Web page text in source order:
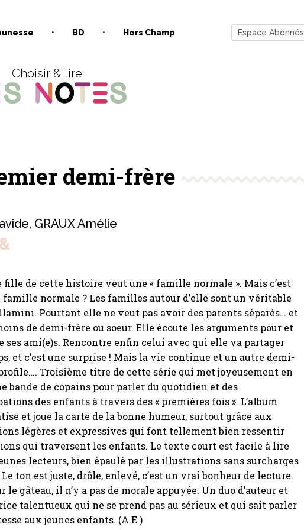
BD Hors Champ Espace Abonnés
Choisir & lire
demi-frère
, GRAUX Amélie
fille de cette histoire veut une « famille normale ». Mais c’est
famille normale ? Les familles autour d’elle sont un véritable
Pourtant elle ne veut pas avoir des parents séparés… et
de demi-frère ou soeur. Elle écoute les arguments pour et
ses ami(e)s. Rencontre enfin celui avec qui elle va partager
et c’est une surprise ! Mais la vie continue et un autre demi-
Troisième titre de cette série qui met joyeusement en
bande de copains pour parler du quotidien et des
des enfants à travers des « premières fois ». L’album
et joue la carte de la bonne humeur, surtout grâce aux
légères et expressives qui font tellement bien ressentir
qui traversent les enfants. Le texte court est facile à lire
lecteurs, bien épaulé par les illustrations sans surcharges
ton est juste, drôle, enlevé, c’est un vrai bonheur de lecture.
le gâteau, il n’y a pas de morale appuyée. Un duo d’auteur et
talentueux qui ne se prend pas au sérieux et qui sait parler
aux jeunes enfants. (A.E.)